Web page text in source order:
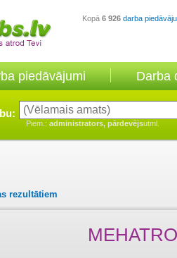
Kopā 6 926 darba
piedāvājumi Darba
Piem.: administrators, pārdevējsutml.
rezultātiem